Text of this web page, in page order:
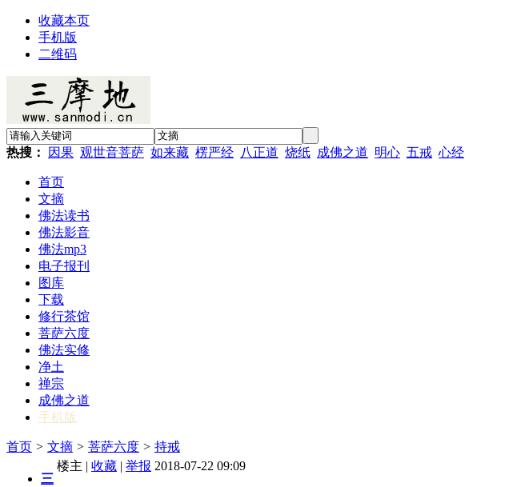
收藏本页
手机版
二维码
热搜： 因果 观世音菩萨 如来藏 楞严经 八正道 烧纸 成佛之道 明心 五戒 心经
首页
文摘
佛法读书
佛法影音
佛法mp3
电子报刊
图库
下载
修行茶馆
菩萨六度
佛法实修
净土
禅宗
成佛之道
手机版
首页 > 文摘 > 菩萨六度 > 持戒
三
楼主 | 收藏 | 举报 2018-07-22 09:09